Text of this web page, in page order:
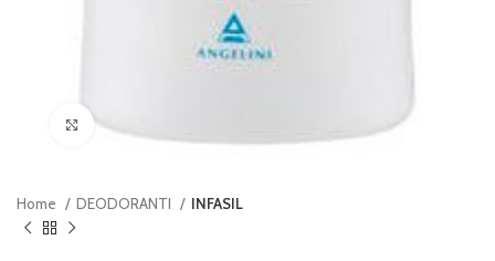
Clicca per ingrandire
Home DEODORANTI INFASIL